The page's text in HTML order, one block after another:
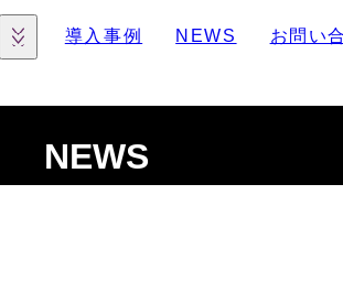
導入事例 NEWS お問い
NEWS